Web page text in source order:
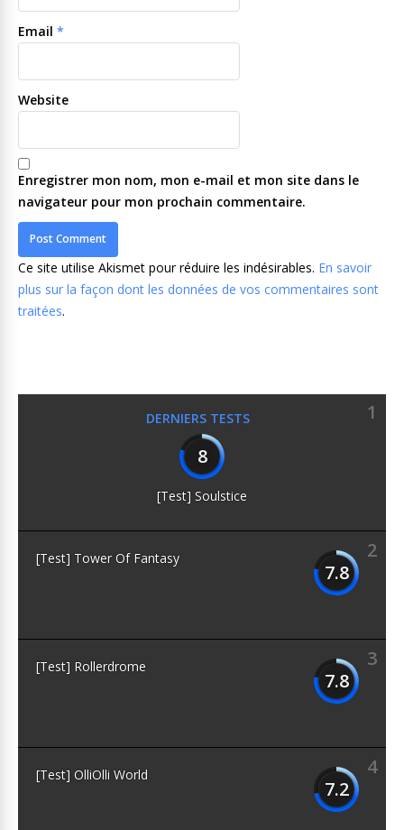
Email *
Website
Enregistrer mon nom, mon e-mail et mon site dans le
navigateur pour mon prochain commentaire.
Ce site utilise Akismet pour réduire les indésirables. En savoir
plus sur la façon dont les données de vos commentaires sont
traitées.
DERNIERS TESTS
1
8
[Test] Soulstice
2
7.8
[Test] Tower Of Fantasy
3
7.8
[Test] Rollerdrome
4
7.2
[Test] OlliOlli World